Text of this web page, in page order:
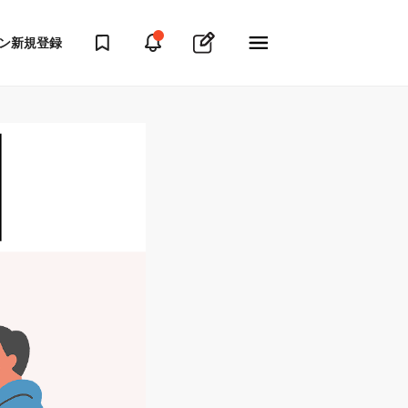
新規登録